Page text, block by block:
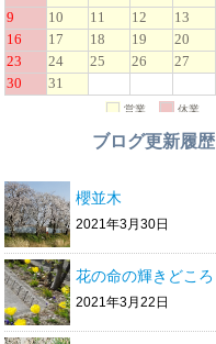
ブログ更新履歴
櫻並木
2021年3月30日
花の命の輝きどころ
2021年3月22日